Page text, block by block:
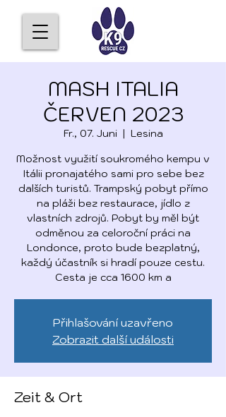
MASH ITALIA
ČERVEN 2023
Fr., 07. Juni
  |
Lesina
Možnost využití soukromého kempu v
Itálii pronajatého sami pro sebe bez
dalších turistů. Trampský pobyt přímo
na pláži bez restaurace, jídlo z
vlastních zdrojů. Pobyt by měl být
odměnou za celoroční práci na
Londonce, proto bude bezplatný,
každý účastník si hradí pouze cestu.
Cesta je cca 1600 km a
Přihlašování uzavřeno
Zobrazit další události
Zeit & Ort